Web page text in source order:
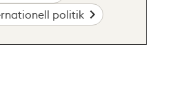
politik